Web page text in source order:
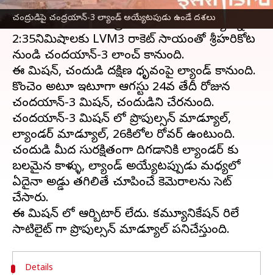
చంద్రుడిపై చంద్రయాన్-3 ల్యాండ్ అయ్యేటపుడు ఉండే దశలు
చంద్రయాన్-3మిషన్ లాంచ్ కావడానికి మరికొన్ని
గంటల సమయం మాత్రమే ఉంది. రేపు మధ్యాహ్నం
2:35నిమిషాలకు LVM3 రాకెట్ సాయంతో శ్రీహరికోట
నుండి చంద్రయాన్-3 లాంచ్ కానుంది.
ఈ మిషన్, చంద్రుడి దక్షిణ ధృవంపై ల్యాండ్ కానుంది.
కొంచెం అటూ ఇటూగా ఆగస్టు 24వ తేదీ రోజున
చంద్రయాన్-3 మిషన్, చంద్రుడిని చేరనుంది.
చంద్రయాన్-3 మిషన్ లో ప్రొపుల్సన్ మాడ్యూల్,
ల్యాండర్ మాడ్యూల్, 26కిలోల రోవర్ ఉంటుంది.
చంద్రుడి మీద సురక్షితంగా దిగడానికి ల్యాండర్ కు
బలమైన కాళ్ళు, ల్యాండ్ అయ్యేటప్పుడు మధ్యలో
ఏదైనా అడ్డు తగిలితే చూపించే కెమెరాలను సెట్
చేసారు.
ఈ మిషన్ లో ఆర్బిటార్ లేదు. కమ్యూనికేషన్ రిలే
Details